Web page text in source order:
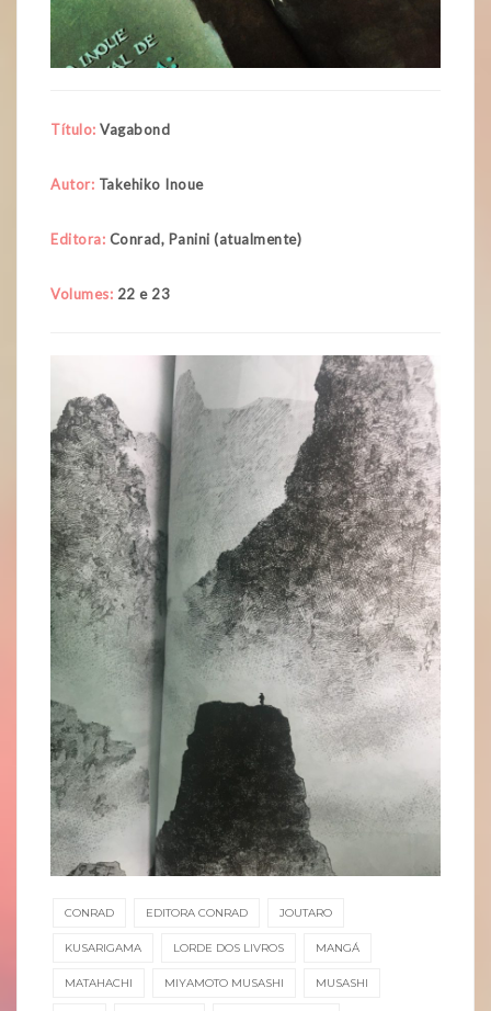
Título: Vagabond
Autor: Takehiko Inoue
Editora: Conrad, Panini (atualmente)
Volumes: 22 e 23
CONRAD EDITORA CONRAD JOUTARO
KUSARIGAMA LORDE DOS LIVROS MANGÁ
MATAHACHI MIYAMOTO MUSASHI MUSASHI